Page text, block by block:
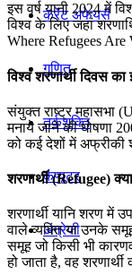
करेंट अफेयर्स
गणित
तर्कशक्ति
कंप्यूटर
अंग्रेजी
इस वर्ष यानी 2024 में
विश्व के लिए जहां
Where Refugees Are
विश्‍व शरणार्थी दिवस का
संयुक्त राष्ट्र महासभा
मनाये जाने की घोषणा
को कई देशों में अफ्रीकी
शरणार्थी (Refugee)
शरणार्थी यानि शरण में
वाले व्यक्ति या उनके
समूह जो किसी भी
हो जाता है, वह शरणार्थी